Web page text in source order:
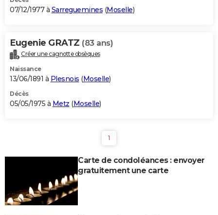
07/12/1977 à Sarreguemines (Moselle)
Eugenie GRATZ (83 ans)
Créer une cagnotte obsèques
Naissance
13/06/1891 à Plesnois (Moselle)
Décès
05/05/1975 à Metz (Moselle)
1
Carte de condoléances : envoyer
gratuitement une carte